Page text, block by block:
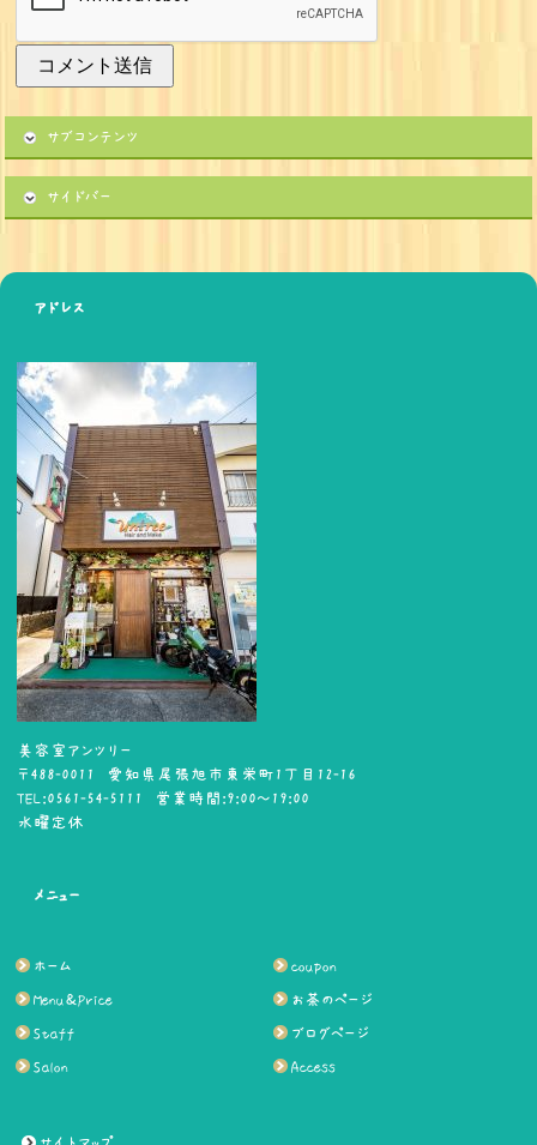
サブコンテンツ
サイドバー
アドレス
美容室アンツリー
〒488-0011 愛知県尾張旭市東栄町1丁目12-16
TEL:0561-54-5111 営業時間:9:00～19:00
水曜定休
メニュー
ホーム
Menu＆Price
Staff
Salon
coupon
お茶のページ
ブログページ
Access